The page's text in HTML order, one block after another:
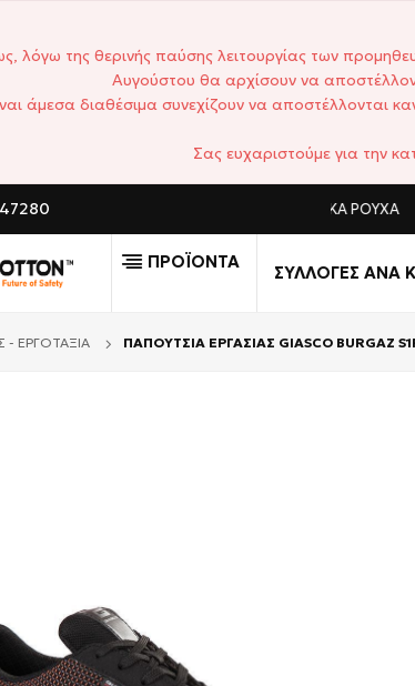
λόγω της θερινής παύσης λειτουργίας των
Αυγούστου θα αρχίσουν να
άμεσα διαθέσιμα συνεχίζουν να αποστέλλονται
Σας ευχαριστούμε για την
CUSTOM MADE ΕΠΑΓΓΕΛΜΑΤΙΚΆ ΡΟΎΧΑ
ΠΡΟΪΟΝΤΑ
ΣΥΛΛΟΓΈΣ ΑΝΆ
- ΕΡΓΟΤΆΞΙΑ ΠΑΠΟΥΤΣΙΑ ΕΡΓΑΣΙΑΣ GIASCO BURGAZ